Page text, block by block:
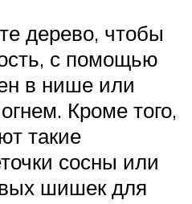
дерево, чтобы
с помощью
в нише или
Кроме того,
такие
сосны или
шишек для